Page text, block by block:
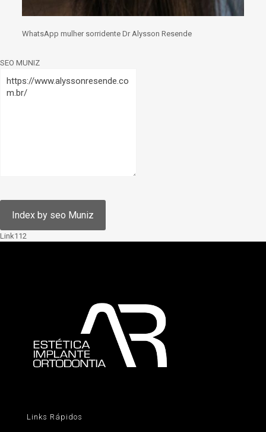
WhatsApp mulher sorridente Dr Alysson Resende
Links Rápidos
SEO MUNIZ
Link112